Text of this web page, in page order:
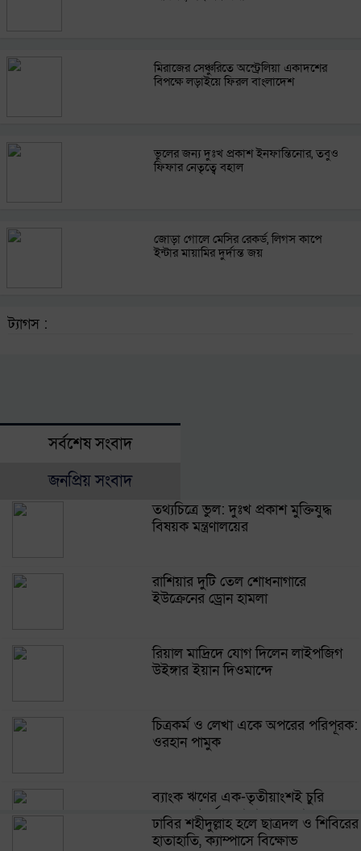
মিরাজের সেঞ্চুরিতে অস্ট্রেলিয়া একাদশের
বিপক্ষে লড়াইয়ে ফিরল বাংলাদেশ
ভুলের জন্য দুঃখ প্রকাশ ইনফান্তিনোর, তবুও
ফিফার নেতৃত্বে বহাল
জোড়া গোলে মেসির রেকর্ড, লিগস কাপে
ইন্টার মায়ামির দুর্দান্ত জয়
ট্যাগস :
সর্বশেষ সংবাদ
জনপ্রিয় সংবাদ
তথ্যচিত্রে ভুল: দুঃখ প্রকাশ মুক্তিযুদ্ধ
বিষয়ক মন্ত্রণালয়ের
রাশিয়ার দুটি তেল শোধনাগারে
ইউক্রেনের ড্রোন হামলা
রিয়াল মাদ্রিদে যোগ দিলেন লাইপজিগ
উইঙ্গার ইয়ান দিওমান্দে
চিত্রকর্ম ও লেখা একে অপরের পরিপূরক:
ওরহান পামুক
ব্যাংক ঋণের এক-তৃতীয়াংশই চুরি
হয়েছে: গভর্নর মোস্তাকুর রহমান
ঢাবির শহীদুল্লাহ হলে ছাত্রদল ও শিবিরের
হাতাহাতি, ক্যাম্পাসে বিক্ষোভ